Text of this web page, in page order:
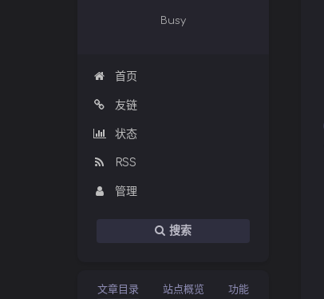
Busy
首页
友链
状态
RSS
管理
搜索
文章目录 站点概览 功能